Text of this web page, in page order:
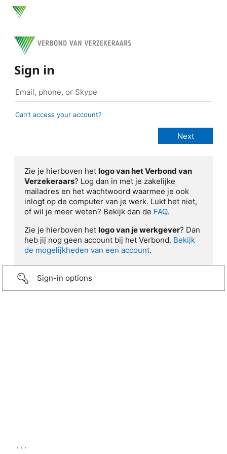
Sign in
Can’t access your account?
Zie je hierboven het logo van het Verbond van
Verzekeraars? Log dan in met je zakelijke
mailadres en het wachtwoord waarmee je ook
inlogt op de computer van je werk. Lukt het niet,
of wil je meer weten? Bekijk dan de FAQ.
Zie je hierboven het logo van je werkgever? Dan
heb jij nog geen account bij het Verbond. Bekijk
de mogelijkheden van een account.
Sign-in options
...